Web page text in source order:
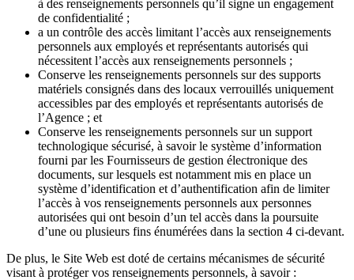
à des renseignements personnels qu’il signe un engagement
de confidentialité ;
a un contrôle des accès limitant l’accès aux renseignements
personnels aux employés et représentants autorisés qui
nécessitent l’accès aux renseignements personnels ;
Conserve les renseignements personnels sur des supports
matériels consignés dans des locaux verrouillés uniquement
accessibles par des employés et représentants autorisés de
l’Agence ; et
Conserve les renseignements personnels sur un support
technologique sécurisé, à savoir le système d’information
fourni par les Fournisseurs de gestion électronique des
documents, sur lesquels est notamment mis en place un
système d’identification et d’authentification afin de limiter
l’accès à vos renseignements personnels aux personnes
autorisées qui ont besoin d’un tel accès dans la poursuite
d’une ou plusieurs fins énumérées dans la section 4 ci-devant.
De plus, le Site Web est doté de certains mécanismes de sécurité
visant à protéger vos renseignements personnels, à savoir :